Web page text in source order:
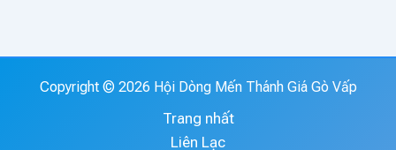
Copyright © 2026 Hội Dòng Mến Thánh Giá Gò Vấp
Trang nhất
Liên Lạc